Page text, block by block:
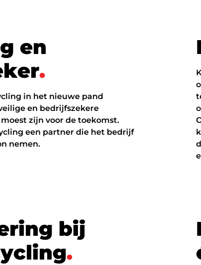
g en
ker.
in het nieuwe pand
en bedrijfszekere
zijn voor de toekomst.
een partner die het bedrijf
nemen.
ring bij
ycling.